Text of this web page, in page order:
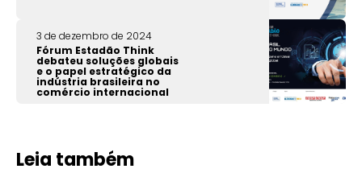
3 de dezembro de 2024
Fórum Estadão Think
debateu soluções globais
e o papel estratégico da
indústria brasileira no
comércio internacional
Leia também